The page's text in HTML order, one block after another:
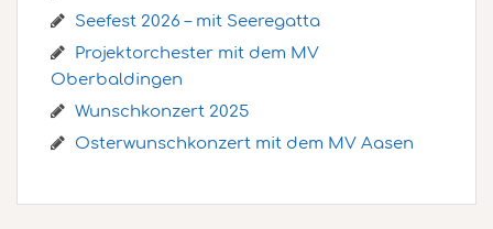
Seefest 2026 – mit Seeregatta
Projektorchester mit dem MV
Oberbaldingen
Wunschkonzert 2025
Osterwunschkonzert mit dem MV Aasen